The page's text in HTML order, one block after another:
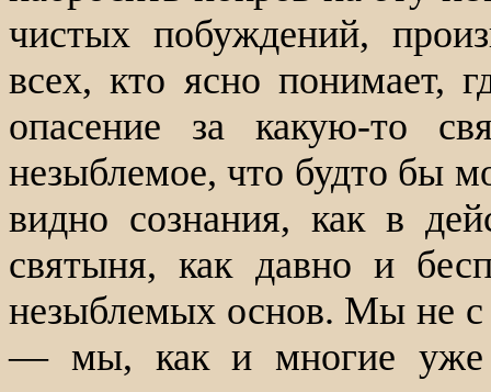
чистых побуждений,
всех, кто ясно
опасение за какую-то
незыблемое, что будто бы
видно сознания, как в
святыня, как давно и
незыблемых основ. Мы не с
— мы, как и многие уже